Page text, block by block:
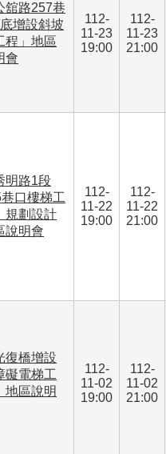
舘路257巷
增設斜坡
程」地區
會
112-
11-23
19:00
112-
11-23
21:00
明路1段
口樓梯工
規劃設計
說明會
112-
11-22
19:00
112-
11-22
21:00
復橋增設
礙電梯工
地區說明
112-
11-02
19:00
112-
11-02
21:00